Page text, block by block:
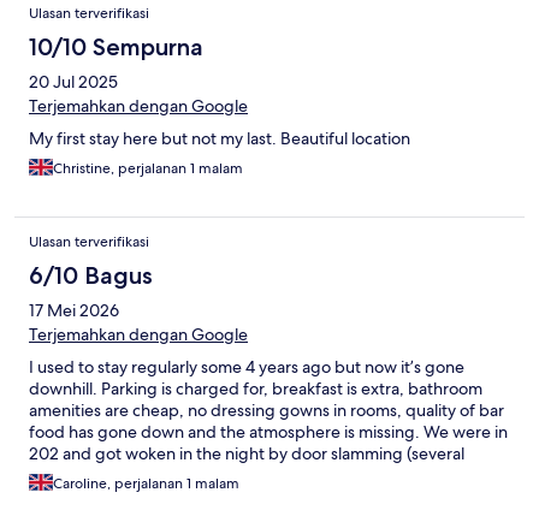
Ulasan terverifikasi
10/10 Sempurna
20 Jul 2025
Terjemahkan dengan Google
My first stay here but not my last. Beautiful location
Christine, perjalanan 1 malam
Ulasan terverifikasi
6/10 Bagus
17 Mei 2026
Terjemahkan dengan Google
I used to stay regularly some 4 years ago but now it’s gone
downhill. Parking is charged for, breakfast is extra, bathroom
amenities are cheap, no dressing gowns in rooms, quality of bar
food has gone down and the atmosphere is missing. We were in
202 and got woken in the night by door slamming (several
times) and noise of plant/machinery when it was open, the
ground floor public/bar gents did not have a functioning
Caroline, perjalanan 1 malam